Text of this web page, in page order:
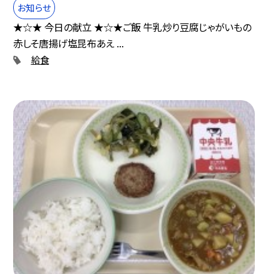
お知らせ
★☆★ 今日の献立 ★☆★ご飯 牛乳炒り豆腐じゃがいもの
赤しそ唐揚げ塩昆布あえ ...
給食